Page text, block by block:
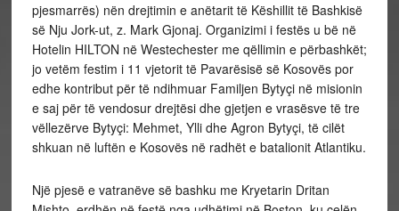
pjesmarrës) nën drejtimin e anëtarit të Këshillit të Bashkisë
së Nju Jork-ut, z. Mark Gjonaj. Organizimi i festës u bë në
Hotelin HILTON në Westechester me qëllimin e përbashkët;
jo vetëm festim i 11 vjetorit të Pavarësisë së Kosovës por
edhe kontribut për të ndihmuar Familjen Bytyçi në misionin
e saj për të vendosur drejtësi dhe gjetjen e vrasësve të tre
vëllezërve Bytyçi: Mehmet, Ylli dhe Agron Bytyçi, të cilët
shkuan në luftën e Kosovës në radhët e batalionit Atlantiku.
Një pjesë e vatranëve së bashku me Kryetarin Dritan